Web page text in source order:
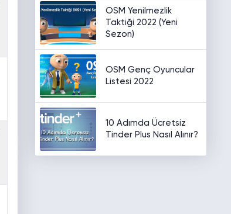
OSM Yenilmezlik
Taktiği 2022 (Yeni
Sezon)
OSM Genç Oyuncular
Listesi 2022
10 Adımda Ücretsiz
Tinder Plus Nasıl Alınır?